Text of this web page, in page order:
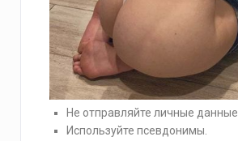
Не отправляйте личные данные.
Используйте псевдонимы.